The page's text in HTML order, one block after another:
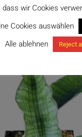
dass wir Cookies
Cookies auswählen
Alle ablehnen Reject all